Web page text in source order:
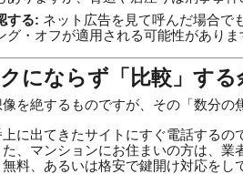
する: ネット広告を見て呼んだ場合で
グ・オフが適用される可能性がありま
にならず「比較」する
を絶するものですが、その「数分の
に出てきたサイトにすぐ電話する
、マンションにお住まいの方は、業
料、あるいは格安で鍵開け対応をし